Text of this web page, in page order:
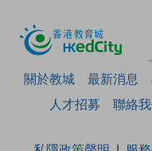
關於教城 最新消息
人才招募
聯絡